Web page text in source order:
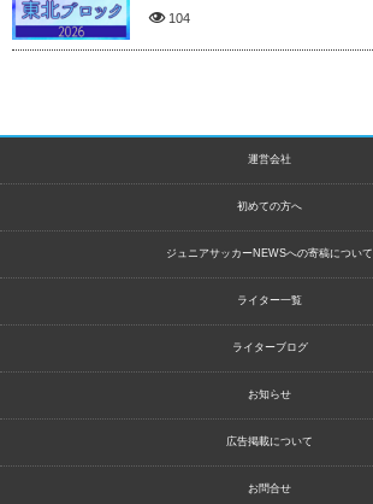
104
運営会社
初めての方へ
ジュニアサッカーNEWSへの寄稿について
ライター一覧
ライターブログ
お知らせ
広告掲載について
お問合せ